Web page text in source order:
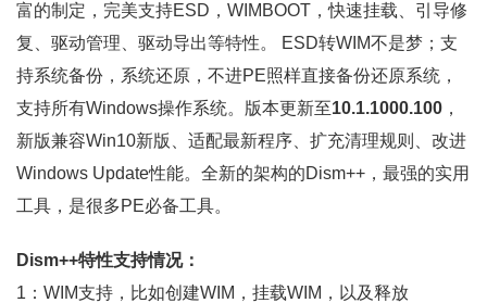
富的制定，完美支持ESD，WIMBOOT，快速挂载、引导修
复、驱动管理、驱动导出等特性。 ESD转WIM不是梦；支
持系统备份，系统还原，不进PE照样直接备份还原系统，
支持所有Windows操作系统。版本更新至10.1.1000.100 ，
新版兼容Win10新版、适配最新程序、扩充清理规则、改进
Windows Update性能。全新的架构的Dism++，最强的实用
工具，是很多PE必备工具。
Dism++特性支持情况：
1：WIM支持，比如创建WIM，挂载WIM，以及释放